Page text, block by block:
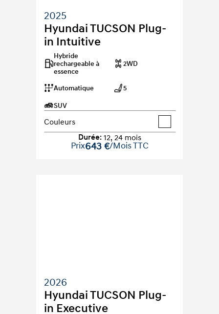
2025
Hyundai TUCSON Plug-
in Intuitive
Hybride
rechargeable à
essence
2WD
Automatique 5
SUV
Couleurs
Durée: 12, 24 mois
Prix643 €/Mois TTC
2026
Hyundai TUCSON Plug-
in Executive